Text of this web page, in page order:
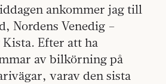
ankommer jag till
Nordens Venedig –
Efter att ha
av bilkörning på
varav den sista